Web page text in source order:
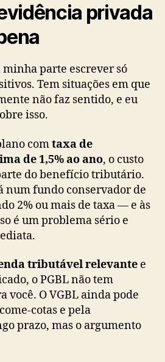
privada
minha parte escrever só
Tem situações em que
não faz sentido, e eu
isso.
comtaxa de
de 1,5% ao ano, o custo
do benefício tributário.
num fundo conservador de
2% ou mais de taxa — e às
é um problema sério e
tributável relevante e
o PGBL não tem
você. O VGBL ainda pode
cotas e pela
prazo, mas o argumento